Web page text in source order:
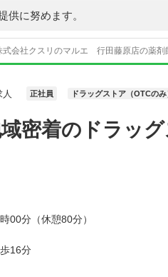
供に努めます。
式会社クスリのマルエ 行田藤原店の薬剤
正社員 ドラッグストア（OTCのみ
密着のドラッ
00分（休憩80分）
16分